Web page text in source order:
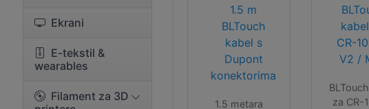
Ekrani
E-tekstil &
wearables
Filament za 3D
1.5 m
BLTouch
kabel s
Dupont
konektorima
1.5 metara
CR-
V2 /
za CR-